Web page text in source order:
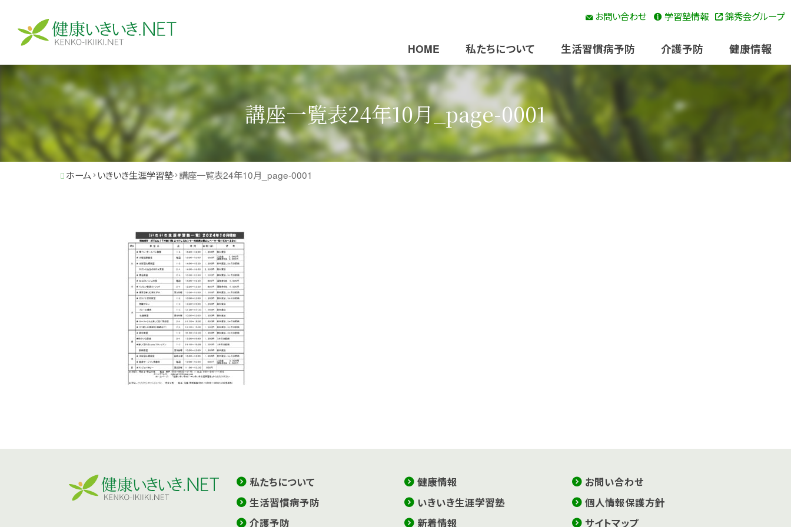
HOME 私たちについて 生活習慣病予防 介護予防 健康情報
お問い合わせ 学習塾情報 錦秀会グループ
講座一覧表24年10月_page-0001
ホーム いきいき生涯学習塾 講座一覧表24年10月_page-0001
私たちについて
生活習慣病予防
介護予防
健康情報
いきいき生涯学習塾
新着情報
お問い合わせ
個人情報保護方針
サイトマップ